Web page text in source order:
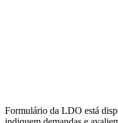
Formulário da LDO está